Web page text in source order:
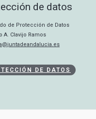
de datos
de Protección de Datos
A. Clavijo Ramos
DE DATOS